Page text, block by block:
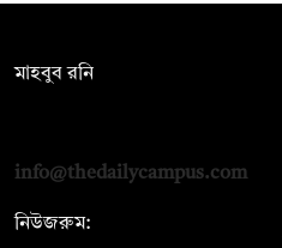
মাহবুব রনি
info@thedailycampus.com
নিউজরুম: